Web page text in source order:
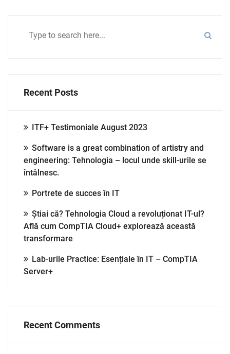
Recent Posts
ITF+ Testimoniale August 2023
Software is a great combination of artistry and
engineering: Tehnologia – locul unde skill-urile se
întâlnesc.
Portrete de succes în IT
Știai că? Tehnologia Cloud a revoluționat IT-ul?
Află cum CompTIA Cloud+ explorează această
transformare
Lab-urile Practice: Esențiale în IT – CompTIA
Server+
Recent Comments